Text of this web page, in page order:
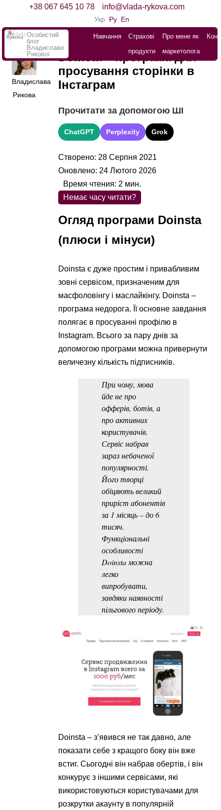
+38 067 645 10 78 info@vlada-rykova.com
Укр Ру En
Особистий
блог
Владислави
Рикової
Навчання
Страхові
продукти
Про мене як
маркетолога
Владислава
Рикова
Doinsta – програма для
просування сторінки в
Інстаграм
Прочитати за допомогою ШІ
ChatGPT Perplexity Grok
Створено: 28 Серпня 2021
Оновлено: 24 Лютого 2026
Немає часу читати?
Время чтения: 2 мин.
Огляд програми Doinsta
(плюси і мінуси)
Doinsta є дуже простим і привабливим
зовні сервісом, призначеним для
масфоловінгу і маслайкінгу. Doinsta –
програма недорога. Її основне завдання
полягає в просуванні профілю в
Instagram. Всього за пару днів за
допомогою програми можна привернути
величезну кількість підписників.
При чому, мова
йде не про
офферів, ботів, а
про активних
користувачів.
Сервіс набрав
зараз небаченої
популярності.
Його творці
обіцяють великий
приріст абонентів
за 1 місяць – до 6
тисяч.
Функціональні
особливості
Doinsta можна
легко
випробувати,
завдяки наявності
пільгового періоду.
Doinsta – з’явився не так давно, але
показати себе з кращого боку він вже
встиг. Сьогодні він набрав обертів, і він
конкурує з іншими сервісами, які
використовуються користувачами для
розкрутки акаунту в популярній